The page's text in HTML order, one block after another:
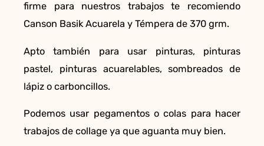
firme para nuestros trabajos te recomiendo
Canson Basik Acuarela y Témpera de 370 grm.
Apto también para usar pinturas, pinturas
pastel, pinturas acuarelables, sombreados de
lápiz o carboncillos.
Podemos usar pegamentos o colas para hacer
trabajos de collage ya que aguanta muy bien.